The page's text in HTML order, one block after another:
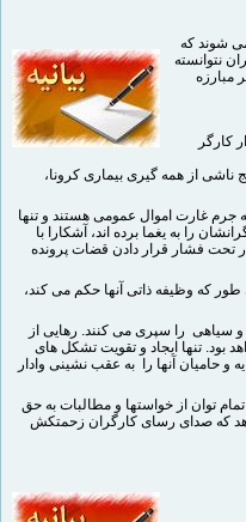
شوند که
نتوانسته
مبارزه
کارگر
ناشی از همه گیری بیماری کرونا،
جرم غارت اموال عمومی هستند و تنها
از کشور معادل ۶۰ سال حقوق کارگرانشان را به یغما برده اند، آشکارا با
تحت فشار قرار دادن قضات پرونده
که وظیفه ذاتی آنها حکم می کند،
را سپری می کنند. رهایی از
بود. تنها ایجاد و تقویت تشکل های
حامیان آنها را به عقب نشینی وادار
توان از خواستها و مطالبات به حق
که صدای رسای کارگران زحمتکش